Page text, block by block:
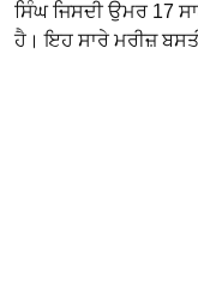
ਸਿੰਘ ਜਿਸਦੀ ਉਮਰ 17
ਹੈ। ਇਹ ਸਾਰੇ ਮਰੀਜ਼